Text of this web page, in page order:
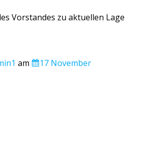
Vorstandes zu aktuellen Lage
am 17 November